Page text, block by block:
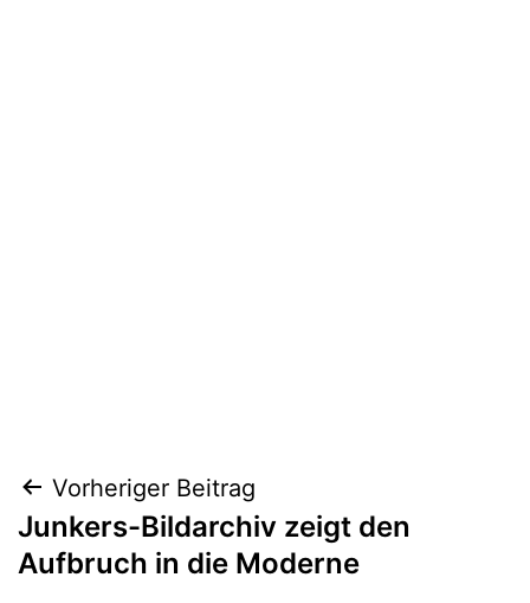
Beitragsnavigation
Vorheriger Beitrag
Junkers-Bildarchiv zeigt den
Aufbruch in die Moderne